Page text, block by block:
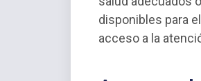
disponibles para
acceso a la